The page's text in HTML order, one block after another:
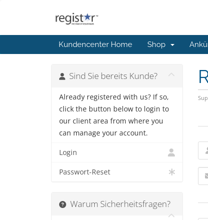
Kundencenter Home Shop
Sind Sie bereits Kunde?
Already registered with us? If so,
click the button below to login to
our client area from where you
can manage your account.
Login
Passwort-Reset
Warum Sicherheitsfragen?